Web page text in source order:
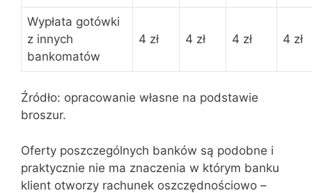
Wypłata gotówki
z innych
bankomatów
4 zł 4 zł 4 zł 4 zł
Źródło: opracowanie własne na podstawie
broszur.
Oferty poszczególnych banków są podobne i
praktycznie nie ma znaczenia w którym banku
klient otworzy rachunek oszczędnościowo –